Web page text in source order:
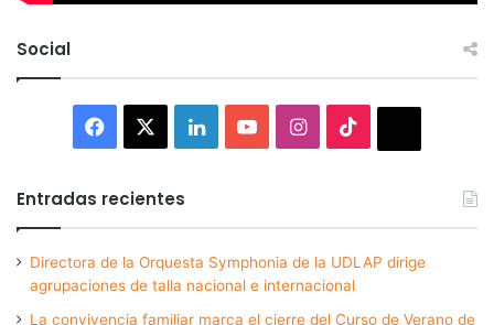
Social
Facebook LinkedInYouTubeInstagram
Entradas recientes
Directora de la Orquesta Symphonia de la UDLAP dirige
agrupaciones de talla nacional e internacional
La convivencia familiar marca el cierre del Curso de Verano de